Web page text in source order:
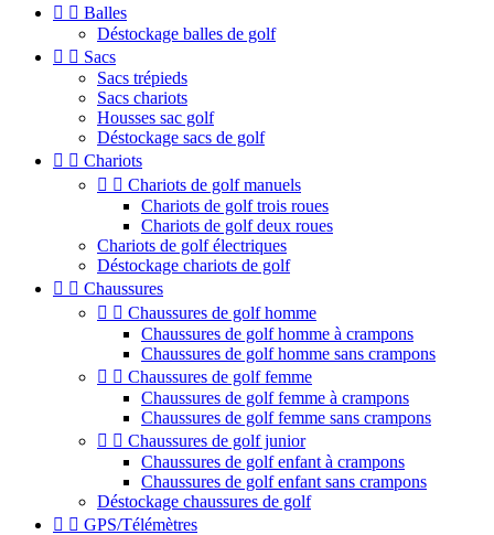
  Balles
Déstockage balles de golf
  Sacs
Sacs trépieds
Sacs chariots
Housses sac golf
Déstockage sacs de golf
  Chariots
  Chariots de golf manuels
Chariots de golf trois roues
Chariots de golf deux roues
Chariots de golf électriques
Déstockage chariots de golf
  Chaussures
  Chaussures de golf homme
Chaussures de golf homme à crampons
Chaussures de golf homme sans crampons
  Chaussures de golf femme
Chaussures de golf femme à crampons
Chaussures de golf femme sans crampons
  Chaussures de golf junior
Chaussures de golf enfant à crampons
Chaussures de golf enfant sans crampons
Déstockage chaussures de golf
  GPS/Télémètres